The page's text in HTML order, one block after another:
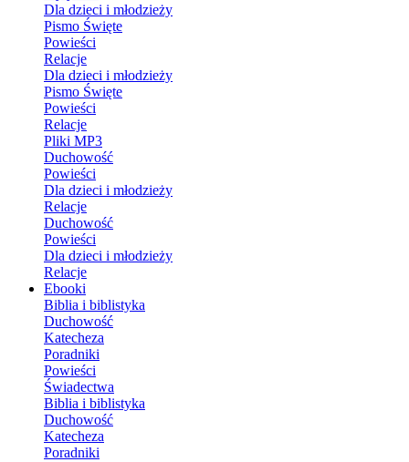
Dla dzieci i młodzieży
Pismo Święte
Powieści
Relacje
Dla dzieci i młodzieży
Pismo Święte
Powieści
Relacje
Pliki MP3
Duchowość
Powieści
Dla dzieci i młodzieży
Relacje
Duchowość
Powieści
Dla dzieci i młodzieży
Relacje
Ebooki
Biblia i biblistyka
Duchowość
Katecheza
Poradniki
Powieści
Świadectwa
Biblia i biblistyka
Duchowość
Katecheza
Poradniki